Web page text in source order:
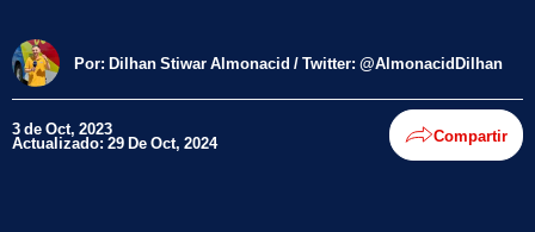
Por: Dilhan Stiwar Almonacid / Twitter: @AlmonacidDilhan
3 de Oct, 2023
Actualizado: 29 De Oct, 2024 Compartir